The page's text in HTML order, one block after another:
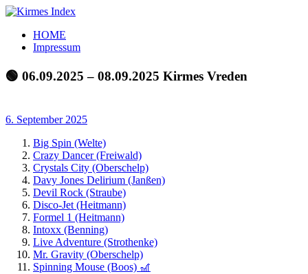
Zum
springen
Kirmes
Index
Tourpläne
der
letzten
HOME
Impressum
🟢 06.09.2025 – 08.09.2025 Kirmes Vreden
6. September 2025
Big Spin (Welte)
Crazy Dancer (Freiwald)
Crystals City (Oberschelp)
Davy Jones Delirium (Janßen)
Devil Rock (Straube)
Disco-Jet (Heitmann)
Formel 1 (Heitmann)
Intoxx (Benning)
Live Adventure (Strothenke)
Mr. Gravity (Oberschelp)
Spinning Mouse (Boos) 🎢